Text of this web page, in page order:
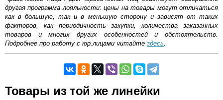
другая программа лояльности: цены на товары могут отличаться
как в большую, так и в меньшую сторону и зависят от таких
факторов, как периодичность закупки, количества заказанных
товаров и многих других особенностей и обстоятельств.
Подробнее про работу с юр.лицами читайте здесь.
Товары из той же линейки